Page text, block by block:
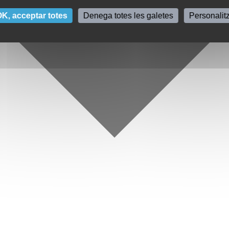
acceptar totes Denega totes les galetes